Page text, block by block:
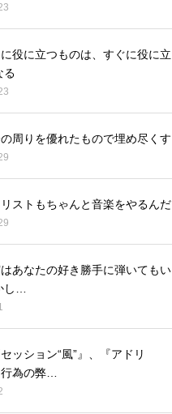
役に立つものは、すぐに役に立
る
周りを優れたもので埋め尽くす
ストもちゃんと音楽をやるんだ
あなたの好き勝手に弾いてもい
し…
ッション“風”』、『アドリ
行為の弊…